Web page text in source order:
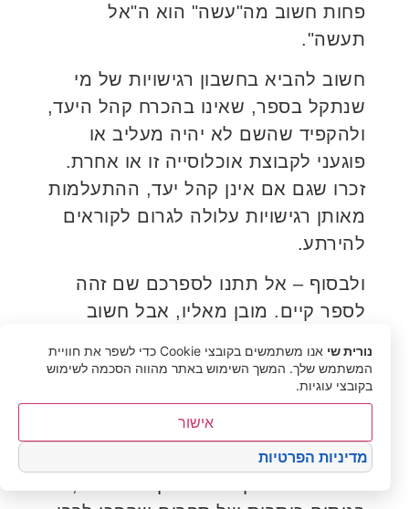
פחות חשוב מה"עשה" הוא ה"אל
תעשה".
חשוב להביא בחשבון רגישויות של מי
שנתקל בספר, שאינו בהכרח קהל היעד,
ולהקפיד שהשם לא יהיה מעליב או
פוגעני לקבוצת אוכלוסייה זו או אחרת.
זכרו שגם אם אינן קהל יעד, ההתעלמות
מאותן רגישויות עלולה לגרום לקוראים
להירתע.
ולבסוף – אל תתנו לספרכם שם זהה
לספר קיים. מובן מאליו, אבל חשוב
5 סוגי כותרות נפוצים ברבי מכר
כאמור, אין כללים כלשהם שעל פיהם
נוכל להיות בטוחים שהכותרת של ספרנו
נורית שי
אנו משתמשים בקובצי Cookie כדי לשפר את חוויית
המשתמש שלך. המשך השימוש באתר מהווה הסכמה לשימוש
בקובצי עוגיות.
אישור
מדיניות הפרטיות